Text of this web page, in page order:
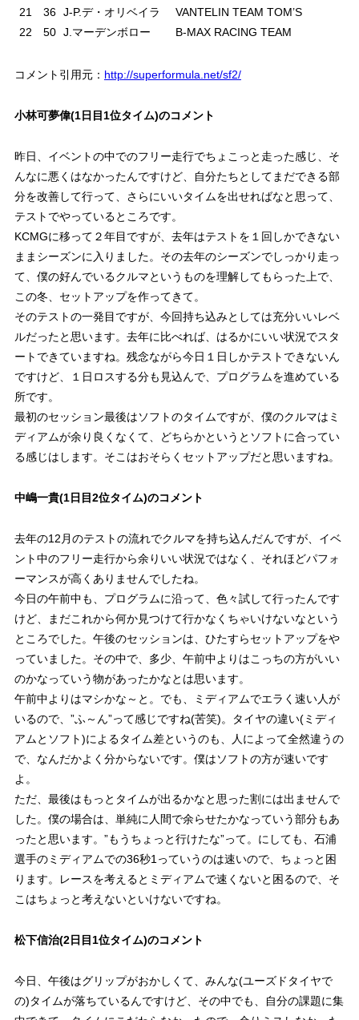
21
36 J-P.デ・オリベイラ
VANTELIN TEAM TOM’S
22
50 J.マーデンボロー B-MAX RACING TEAM
コメント引用元： http://superformula.net/sf2/
小林可夢偉(1日目1位タイム)のコメント
昨日、イベントの中でのフリー走行でちょこっと走った感じ、そ
んなに悪くはなかったんですけど、自分たちとしてまだできる部
分を改善して行って、さらにいいタイムを出せればなと思って、
テストでやっているところです。
KCMGに移って２年目ですが、去年はテストを１回しかできない
ままシーズンに入りました。その去年のシーズンでしっかり走っ
て、僕の好んでいるクルマというものを理解してもらった上で、
この冬、セットアップを作ってきて。
そのテストの一発目ですが、今回持ち込みとしては充分いいレベ
ルだったと思います。去年に比べれば、はるかにいい状況でスタ
ートできていますね。残念ながら今日１日しかテストできないん
ですけど、１日ロスする分も見込んで、プログラムを進めている
所です。
最初のセッション最後はソフトのタイムですが、僕のクルマはミ
ディアムが余り良くなくて、どちらかというとソフトに合ってい
る感じはします。そこはおそらくセットアップだと思いますね。
中嶋一貴(1日目2位タイム)のコメント
去年の12月のテストの流れでクルマを持ち込んだんですが、イベ
ント中のフリー走行から余りいい状況ではなく、それほどパフォ
ーマンスが高くありませんでしたね。
今日の午前中も、プログラムに沿って、色々試して行ったんです
けど、まだこれから何か見つけて行かなくちゃいけないなという
ところでした。午後のセッションは、ひたすらセットアップをや
っていました。その中で、多少、午前中よりはこっちの方がいい
のかなっていう物があったかなとは思います。
午前中よりはマシかな～と。でも、ミディアムでエラく速い人が
いるので、”ふ～ん”って感じですね(苦笑)。タイヤの違い(ミディ
アムとソフト)によるタイム差というのも、人によって全然違うの
で、なんだかよく分からないです。僕はソフトの方が速いです
よ。
ただ、最後はもっとタイムが出るかなと思った割には出ませんで
した。僕の場合は、単純に人間で余らせたかなっていう部分もあ
ったと思います。”もうちょっと行けたな”って。にしても、石浦
選手のミディアムでの36秒1っていうのは速いので、ちょっと困
ります。レースを考えるとミディアムで速くないと困るので、そ
こはちょっと考えないといけないですね。
松下信治(2日目1位タイム)のコメント
今日、午後はグリップがおかしくて、みんな(ユーズドタイヤで
の)タイムが落ちているんですけど、その中でも、自分の課題に集